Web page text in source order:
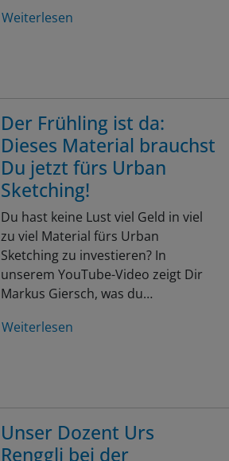
Weiterlesen
Der Frühling ist da:
Dieses Material brauchst
Du jetzt fürs Urban
Sketching!
Du hast keine Lust viel Geld in viel
zu viel Material fürs Urban
Sketching zu investieren? In
unserem YouTube-Video zeigt Dir
Markus Giersch, was du…
Weiterlesen
Unser Dozent Urs
Renggli bei der